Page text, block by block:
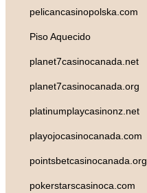
pelicancasinopolska.com
Piso Aquecido
planet7casinocanada.net
planet7casinocanada.org
platinumplaycasinonz.net
playojocasinocanada.com
pointsbetcasinocanada.org
pokerstarscasinoca.com